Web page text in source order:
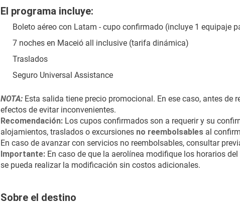
El programa incluye:
Boleto aéreo con Latam - cupo confirmado (incluye 1 equipaje
7 noches en Maceió all inclusive (tarifa dinámica)
Traslados
Seguro Universal Assistance
NOTA: Esta salida tiene precio promocional. En ese caso, antes de
efectos de evitar inconvenientes.
Recomendación: Los cupos confirmados son a requerir y su
alojamientos, traslados o excursiones no reembolsables al
En caso de avanzar con servicios no reembolsables, consultar
Importante: En caso de que la aerolínea modifique los horarios
se pueda realizar la modificación sin costos adicionales.
Sobre el destino